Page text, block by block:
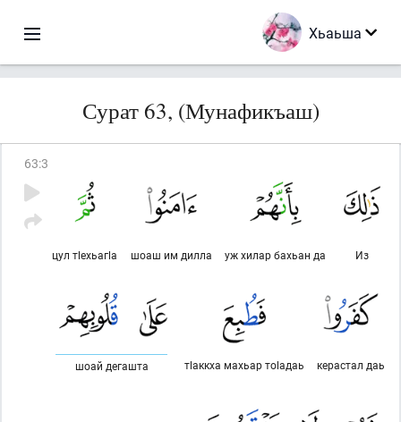
Хьаьша
Сурат 63, (Мунафикъаш)
63:3
Из
уж хилар бахьан да
шоаш им дилла
цул тlехьагlа
керастал даь
тlаккха махьар тоlадаь
шоай дегашта